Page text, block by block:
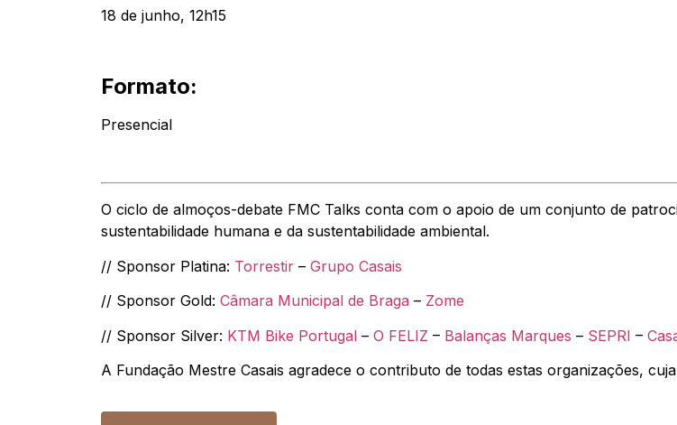
18 de junho, 12h15
Formato:
Presencial
O ciclo de almoços-debate FMC Talks conta com o apoio de um conjunto de
sustentabilidade humana e da sustentabilidade ambiental.
// Sponsor Platina: Torrestir – Grupo Casais
// Sponsor Gold: Câmara Municipal de Braga – Zome
// Sponsor Silver: KTM Bike Portugal – O FELIZ – Balanças Marques – SEPRI –
A Fundação Mestre Casais agradece o contributo de todas estas organizações,